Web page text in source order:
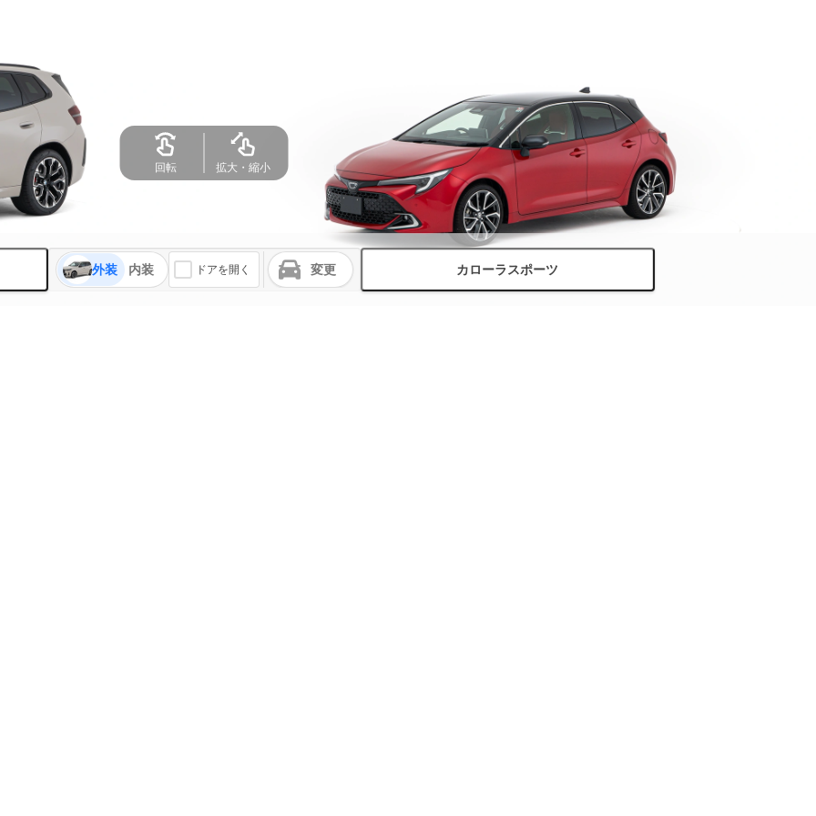
外装 内装 ドアを開く 変更 カローラスポーツ
回転 拡大・縮小